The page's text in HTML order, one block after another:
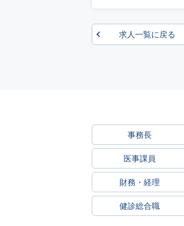
求人一覧に戻る
事務長
医事課員
財務・経理
健診総合職